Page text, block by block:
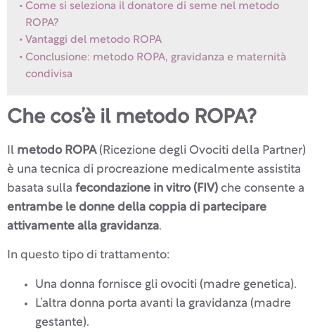
Come si seleziona il donatore di seme nel metodo
ROPA?
Vantaggi del metodo ROPA
Conclusione: metodo ROPA, gravidanza e maternità
condivisa
Che cos’è il metodo ROPA?
Il metodo ROPA(Ricezione degli Ovociti della Partner)
è una tecnica di procreazione medicalmente assistita
basata sulla fecondazione in vitro (FIV) che consente a
entrambe le donne della coppia di partecipare
attivamente alla gravidanza.
In questo tipo di trattamento:
Una donna fornisce gli ovociti (madre genetica).
L’altra donna porta avanti la gravidanza (madre
gestante).